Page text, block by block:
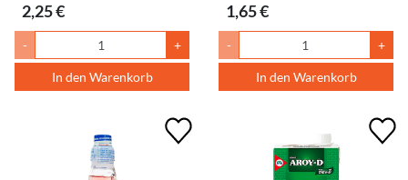
2,25 €
- +
In den Warenkorb
1,65 €
- +
In den Warenkorb